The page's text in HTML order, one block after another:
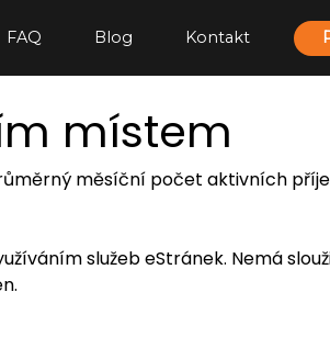
FAQ Blog Kontakt
místem
měsíční počet aktivních
služeb eStránek. Nemá